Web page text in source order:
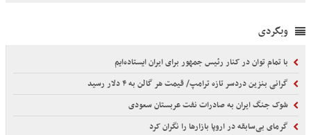
وبگردی
با تمام توان در کنار رئیس جمهور برای ایران ایستاده‌ایم
گرانی بنزین دردسر تازه ترامپ/ قیمت هر گالن به ۴ دلار رسید
شوک جنگ ایران به صادرات نفت عربستان سعودی
گرمای بی‌سابقه در اروپا بازارها را نگران کرد